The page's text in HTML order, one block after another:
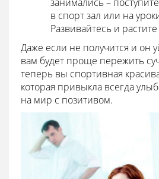
в спорт зал или на
Развивайтесь и
Даже если не получится и он
вам будет проще пережить
теперь вы спортивная
которая привыкла всегда
на мир с позитивом.